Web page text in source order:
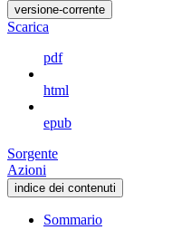
versione-corrente
Scarica
pdf
html
epub
Sorgente
Azioni
indice dei contenuti
Sommario